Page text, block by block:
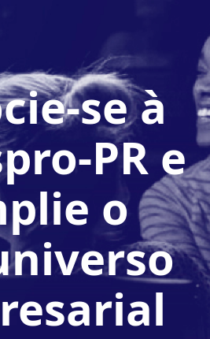
se à
PR e
o